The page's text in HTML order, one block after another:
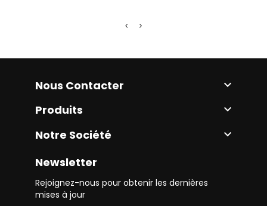
Nous Contacter 
Produits 
Notre Société 
Newsletter
Rejoignez-nous pour obtenir les dernières
mises à jour